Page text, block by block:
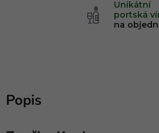
Unikátní
portská
na
Popis